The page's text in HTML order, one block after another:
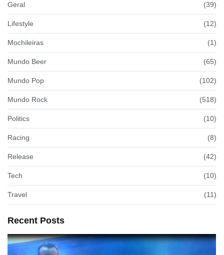
Geral (39)
Lifestyle (12)
Mochileiras (1)
Mundo Beer (65)
Mundo Pop (102)
Mundo Rock (518)
Politics (10)
Racing (8)
Release (42)
Tech (10)
Travel (11)
Recent Posts